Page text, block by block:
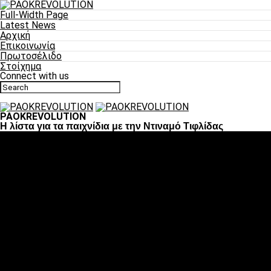
Full-Width Page
Latest News
Αρχική
Επικοινωνία
Πρωτοσέλιδο
Στοίχημα
Connect with us
PAOKREVOLUTION
Η λίστα για τα παιχνίδια με την Ντιναμό Τιφλίδας